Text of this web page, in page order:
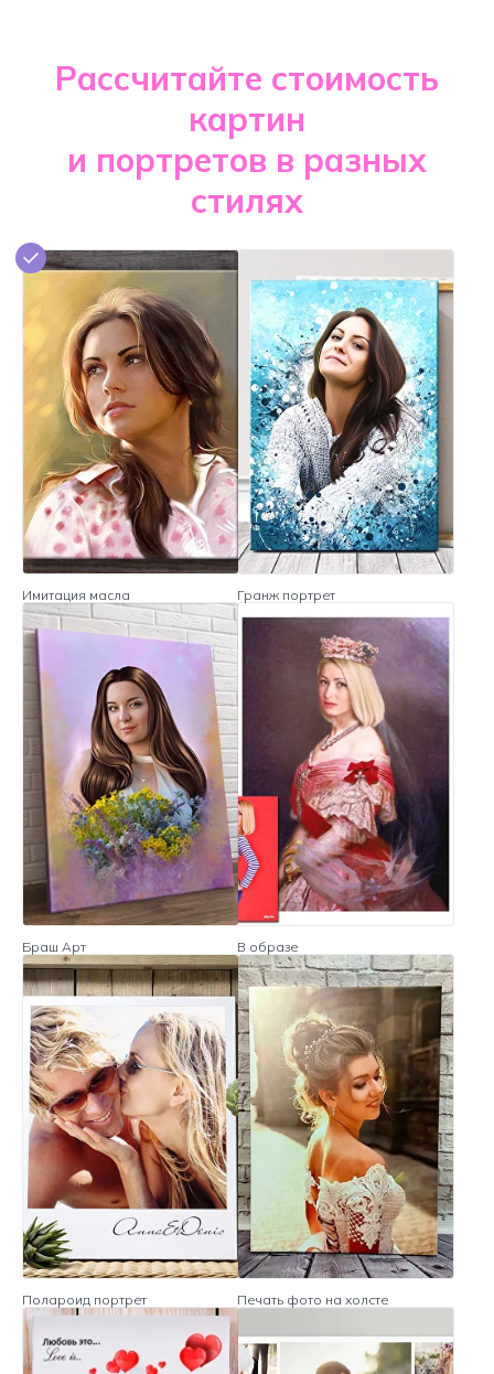
Рассчитайте стоимость
картин
и портретов в разных
стилях
Имитация масла Гранж портрет
Браш Арт В образе
Полароид портрет Печать фото на холсте